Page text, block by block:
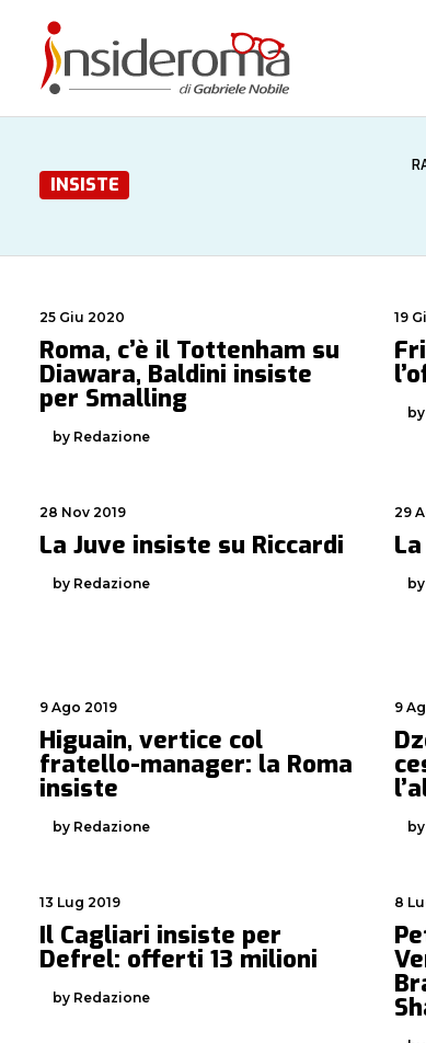
INSISTE
25 Giu 2020
Roma, c’è il Tottenham su
Diawara, Baldini insiste
per Smalling
by Redazione
19
28 Nov 2019
La Juve insiste su Riccardi
by Redazione
29
9 Ago 2019
Higuain, vertice col
fratello-manager: la Roma
insiste
by Redazione
9
13 Lug 2019
Il Cagliari insiste per
Defrel: offerti 13 milioni
by Redazione
8